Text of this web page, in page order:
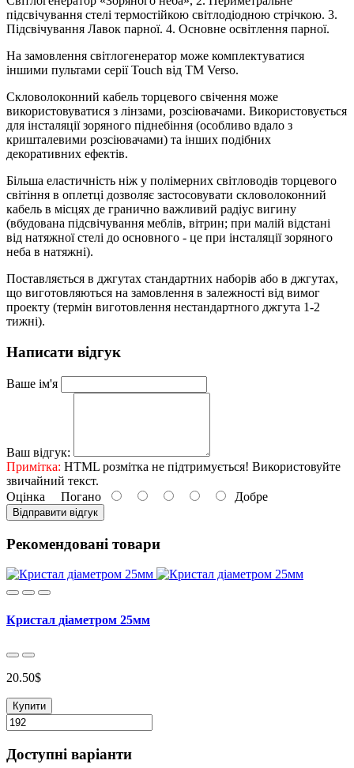
підсвічування стелі термостійкою світлодіодною стрічкою. 3.
Підсвічування Лавок парної. 4. Основне освітлення парної.
На замовлення світлогенератор може комплектуватися
іншими пультами серії Touch від TM Verso.
Скловолоконний кабель торцевого свічення може
використовуватися з лінзами, розсіювачами. Використовується
для інсталяції зоряного піднебіння (особливо вдало з
кришталевими розсіювачами) та інших подібних
декоративних ефектів.
Більша еластичність ніж у полімерних світловодів торцевого
світіння в оплетці дозволяє застосовувати скловолоконний
кабель в місцях де гранично важливий радіус вигину
(вбудована підсвічування меблів, вітрин; при малій відстані
від натяжної стелі до основного - це при інсталяції зоряного
неба в натяжні).
Поставляється в джгутах стандартних наборів або в джгутах,
що виготовляються на замовлення в залежності від вимог
проекту (термін виготовлення нестандартного джгута 1-2
тижні).
Написати відгук
Ваше ім'я
Ваш відгук:
Примітка: HTML розмітка не підтримується! Використовуйте
звичайний текст.
Оцінка Погано Добре
Відправити відгук
Рекомендовані товари
Кристал діаметром 25мм
20.50$
Купити
Доступні варіанти